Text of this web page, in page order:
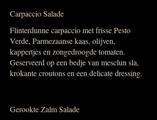
Carpaccio Salade
Flinterdunne carpaccio met frisse Pesto
Verde, Parmezaanse kaas, olijven,
kappertjes en zongedroogde tomaten.
Geserveerd op een bedje van mesclun sla,
krokante croutons en een delicate dressing.
Gerookte Zalm Salade